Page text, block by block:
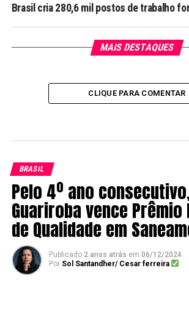
Brasil cria 280,6 mil postos de trabalho
MAIS DESTAQUES
CLIQUE PARA COMENTAR
BRASIL
Pelo 4º ano
Guariroba vence Prêmio
de Qualidade em
Publicado 2 anos atrás em 06/12/2024
Por Sol Santandher/ Cesar ferreira